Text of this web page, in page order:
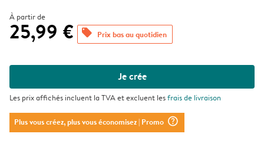
À partir de
25,99 € offers Prix bas au quotidien
Je crée
Les prix affichés incluent la TVA et excluent lesfrais de livraison
Plus vous créez, plus vous économisez| Promo question_mark_circle